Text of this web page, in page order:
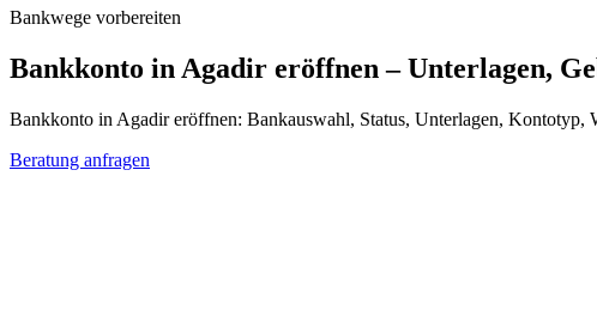
Bankwege vorbereiten
Bankkonto in Agadir eröffnen – Unterlagen,
Bankkonto in Agadir eröffnen: Bankauswahl, Status, Unterlagen,
Beratung anfragen